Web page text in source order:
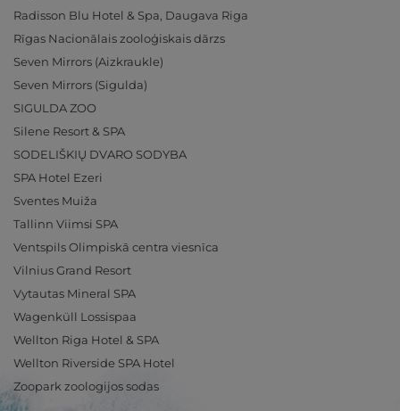
Radisson Blu Hotel & Spa, Daugava Riga
Rīgas Nacionālais zooloģiskais dārzs
Seven Mirrors (Aizkraukle)
Seven Mirrors (Sigulda)
SIGULDA ZOO
Silene Resort & SPA
SODELIŠKIŲ DVARO SODYBA
SPA Hotel Ezeri
Sventes Muiža
Tallinn Viimsi SPA
Ventspils Olimpiskā centra viesnīca
Vilnius Grand Resort
Vytautas Mineral SPA
Wagenküll Lossispaa
Wellton Riga Hotel & SPA
Wellton Riverside SPA Hotel
Zoopark zoologijos sodas